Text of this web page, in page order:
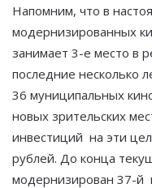
Напомним, что в
модернизированных
занимает 3-е место в
последние несколько
36 муниципальных
новых зрительских
инвестиций на эти
рублей. До конца
модернизирован 37-й